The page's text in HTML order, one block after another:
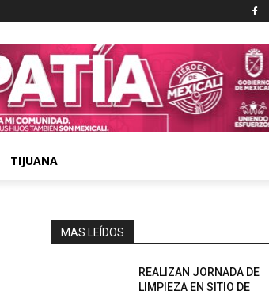
TIJUANA
MAS LEÍDOS
REALIZAN JORNADA DE
LIMPIEZA EN SITIO DE